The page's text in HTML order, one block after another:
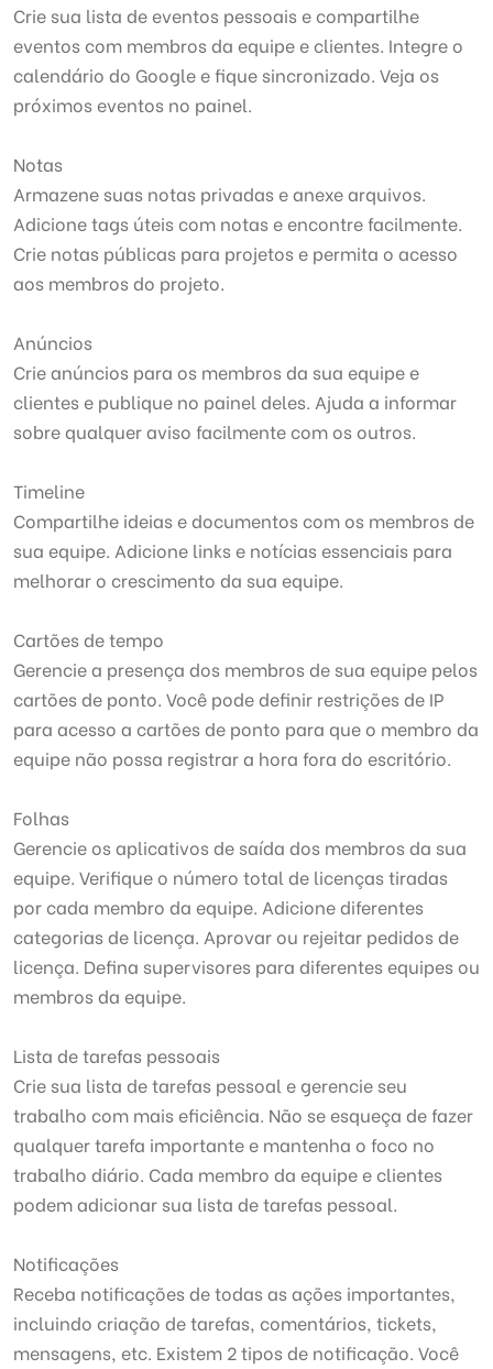
Crie sua lista de eventos pessoais e compartilhe
eventos com membros da equipe e clientes. Integre o
calendário do Google e fique sincronizado. Veja os
próximos eventos no painel.
Notas
Armazene suas notas privadas e anexe arquivos.
Adicione tags úteis com notas e encontre facilmente.
Crie notas públicas para projetos e permita o acesso
aos membros do projeto.
Anúncios
Crie anúncios para os membros da sua equipe e
clientes e publique no painel deles. Ajuda a informar
sobre qualquer aviso facilmente com os outros.
Timeline
Compartilhe ideias e documentos com os membros de
sua equipe. Adicione links e notícias essenciais para
melhorar o crescimento da sua equipe.
Cartões de tempo
Gerencie a presença dos membros de sua equipe pelos
cartões de ponto. Você pode definir restrições de IP
para acesso a cartões de ponto para que o membro da
equipe não possa registrar a hora fora do escritório.
Folhas
Gerencie os aplicativos de saída dos membros da sua
equipe. Verifique o número total de licenças tiradas
por cada membro da equipe. Adicione diferentes
categorias de licença. Aprovar ou rejeitar pedidos de
licença. Defina supervisores para diferentes equipes ou
membros da equipe.
Lista de tarefas pessoais
Crie sua lista de tarefas pessoal e gerencie seu
trabalho com mais eficiência. Não se esqueça de fazer
qualquer tarefa importante e mantenha o foco no
trabalho diário. Cada membro da equipe e clientes
podem adicionar sua lista de tarefas pessoal.
Notificações
Receba notificações de todas as ações importantes,
incluindo criação de tarefas, comentários, tickets,
mensagens, etc. Existem 2 tipos de notificação. Você